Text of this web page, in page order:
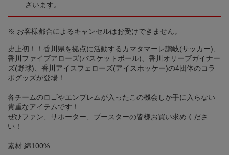
ざいます。
※ お客様都合によるキャンセルはお受けできません。
史上初！！香川県を拠点に活動するカマタマーレ讃岐(サッカー)、
香川ファイブアローズ(バスケットボール)、香川オリーブガイナー
ズ(野球)、香川アイスフェローズ(アイスホッケー)の4団体のコラ
ボグッズが登場！
各チームのロゴやエンブレムが入ったこの機会しか手に入らない
貴重なアイテムです！
ぜひファン、サポーター、ブースターの皆様お買い求めくださ
い！
素材:綿100%